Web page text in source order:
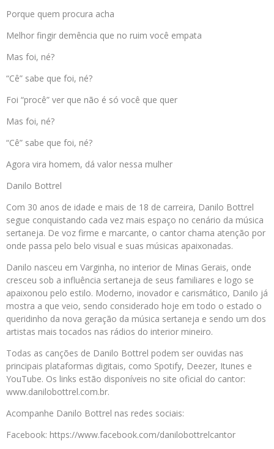
Porque quem procura acha
Melhor fingir demência que no ruim você empata
Mas foi, né?
“Cê” sabe que foi, né?
Foi “procê” ver que não é só você que quer
Mas foi, né?
“Cê” sabe que foi, né?
Agora vira homem, dá valor nessa mulher
Danilo Bottrel
Com 30 anos de idade e mais de 18 de carreira, Danilo Bottrel
segue conquistando cada vez mais espaço no cenário da música
sertaneja. De voz firme e marcante, o cantor chama atenção por
onde passa pelo belo visual e suas músicas apaixonadas.
Danilo nasceu em Varginha, no interior de Minas Gerais, onde
cresceu sob a influência sertaneja de seus familiares e logo se
apaixonou pelo estilo. Moderno, inovador e carismático, Danilo já
mostra a que veio, sendo considerado hoje em todo o estado o
queridinho da nova geração da música sertaneja e sendo um dos
artistas mais tocados nas rádios do interior mineiro.
Todas as canções de Danilo Bottrel podem ser ouvidas nas
principais plataformas digitais, como Spotify, Deezer, Itunes e
YouTube. Os links estão disponíveis no site oficial do cantor:
www.danilobottrel.com.br.
Acompanhe Danilo Bottrel nas redes sociais:
Facebook: https://www.facebook.com/danilobottrelcantor